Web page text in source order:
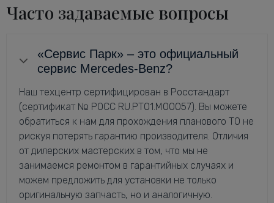
Часто задаваемые вопросы
«Сервис Парк» – это официальный
сервис Mercedes-Benz?
Наш техцентр сертифицирован в Росстандарт
(сертификат № РОСС RU.РТ01.М00057). Вы можете
обратиться к нам для прохождения планового ТО не
рискуя потерять гарантию производителя. Отличия
от дилерских мастерских в том, что мы не
занимаемся ремонтом в гарантийных случаях и
можем предложить для установки не только
оригинальную запчасть, но и аналогичную.